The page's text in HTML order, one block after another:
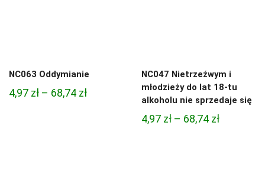
NC063 Oddymianie
4,97 zł – 68,74 złZakres
NC047 Nietrzeźwym i
młodzieży do lat 18-tu
alkoholu nie sprzedaje się
4,97 zł – 68,74 złZakres